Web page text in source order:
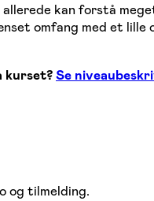
allerede kan forstå
omfang med et
kurset?Se
og tilmelding.